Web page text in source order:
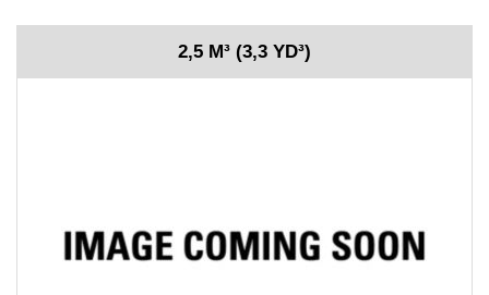
2,5 M³ (3,3 YD³)